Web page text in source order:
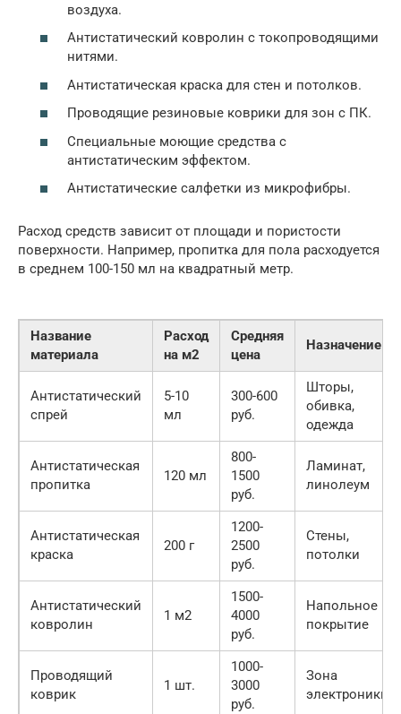
воздуха.
Антистатический ковролин с токопроводящими
нитями.
Антистатическая краска для стен и потолков.
Проводящие резиновые коврики для зон с ПК.
Специальные моющие средства с
антистатическим эффектом.
Антистатические салфетки из микрофибры.
Расход средств зависит от площади и пористости
поверхности. Например, пропитка для пола расходуется
в среднем 100-150 мл на квадратный метр.
Название
материала
Расход
на м2
Средняя
цена
Назначение
Антистатический
спрей
5-10
мл
300-600
руб.
Шторы,
обивка,
одежда
Антистатическая
пропитка
120 мл
800-
1500
руб.
Ламинат,
линолеум
Антистатическая
краска
200 г
1200-
2500
руб.
Стены,
потолки
Антистатический
ковролин
1 м2
1500-
4000
руб.
Напольное
покрытие
Проводящий
коврик
1 шт.
1000-
3000
руб.
Зона
электроники